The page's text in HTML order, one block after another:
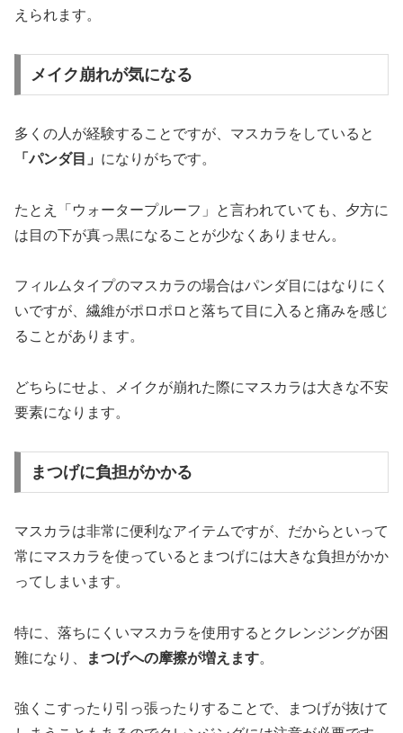
えられます。
メイク崩れが気になる
多くの人が経験することですが、マスカラをしていると
「パンダ目」 になりがちです。
たとえ「ウォータープルーフ」と言われていても、夕方に
は目の下が真っ黒になることが少なくありません。
フィルムタイプのマスカラの場合はパンダ目にはなりにく
いですが、繊維がポロポロと落ちて目に入ると痛みを感じ
ることがあります。
どちらにせよ、メイクが崩れた際にマスカラは大きな不安
要素になります。
まつげに負担がかかる
マスカラは非常に便利なアイテムですが、だからといって
常にマスカラを使っているとまつげには大きな負担がかか
ってしまいます。
特に、落ちにくいマスカラを使用するとクレンジングが困
難になり、
まつげへの摩擦が増えます。
強くこすったり引っ張ったりすることで、まつげが抜けて